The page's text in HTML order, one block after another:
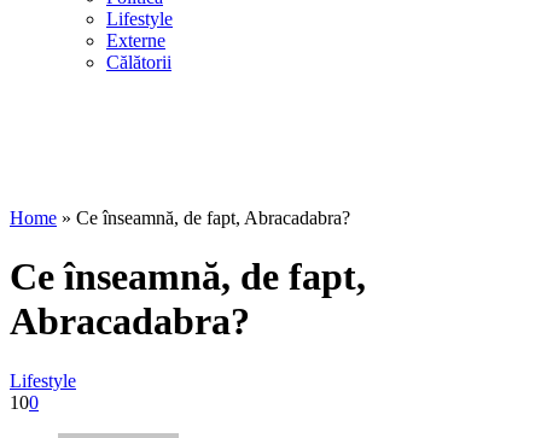
Lifestyle
Externe
Călătorii
Home » Ce înseamnă, de fapt, Abracadabra?
Ce înseamnă, de fapt,
Abracadabra?
Lifestyle
100